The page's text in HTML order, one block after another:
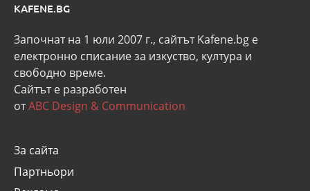
KAFENE.BG
Започнат на 1 юли 2007 г., сайтът Kafene.bg e
eлектронно списание за изкуство, култура и
свободно време.
Сайтът е разработен
отABC Design & Communication
За сайта
Партньори